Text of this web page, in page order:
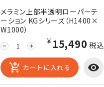
メラミン上部半透明ローパーテ
ーション KGシリーズ（H1400×
W1000）
remove add ¥15,490 税込
add_shopping_cart カートに入れる visibility